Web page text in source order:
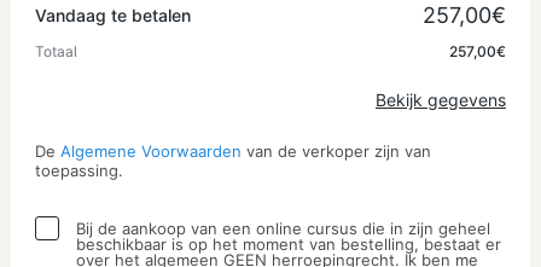
Vandaag te betalen 257,00€
Totaal 257,00€
Bekijk gegevens
De Algemene Voorwaarden van de verkoper zijn van
toepassing.
Bij de aankoop van een online cursus die in zijn geheel
beschikbaar is op het moment van bestelling, bestaat er
over het algemeen GEEN herroepingrecht. Ik ben me